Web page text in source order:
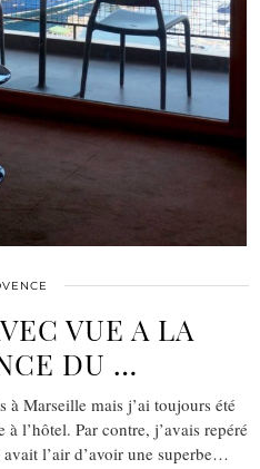
VUE A LA
DU …
à Marseille mais j’ai toujours été
à l’hôtel. Par contre, j’avais repéré
l’air d’avoir une superbe…